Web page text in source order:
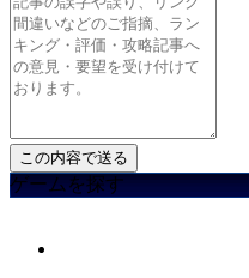
ゲームを探す